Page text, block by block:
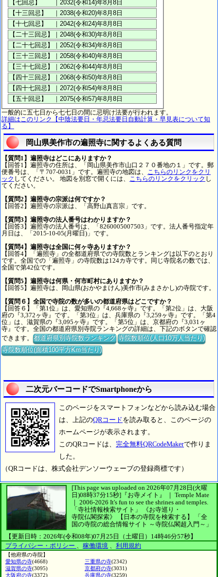
一般的に五七日から七七日の間に忌明け法要が行われます。
詳細はこのリンク【中陰法要日・年忌法要日自動計算・早見表について知
る】
岡山県美作市の遍照寺に関するよくある質問
【質問1】遍照寺はどこにありますか？
【回答1】遍照寺の住所は、「岡山県美作市山口２７０番地の１」です。郵
便番号は、「〒707-0031」です。遍照寺の地図は、 こちらのリンクをクリ
ック してください。 地図を別窓で開くには、 こちらのリンクをクリック し
てください。
【質問2】遍照寺の宗派は何ですか？
【回答2】遍照寺の宗派は、「高野山真言宗」です。
【質問3】遍照寺の法人番号はわかりますか？
【回答3】遍照寺の法人番号は、「8260005007503」です。法人番号指定年
月日は、「2015-10-05(月曜日)」です。
【質問4】遍照寺は全国に何ヶ寺ありますか？
【回答4】「遍照寺」の全都道府県での寺院数とランキングは以下のとおり
です。全国での「遍照寺」の寺院数は124カ寺です。同じ寺院名の数では、
全国で第42位です。
【質問5】遍照寺は何県・何市町村にありますか？
【回答5】遍照寺は、岡山県(おかやまけん)美作市(みまさかし)の寺院です。
【質問６】全国で寺院の数が多いの都道府県はどこですか？
【回答６】「第1位」は、愛知県の『4,668ヶ寺』です。「第2位」は、大阪
府の『3,372ヶ寺』です。「第3位」は、兵庫県の『3,259ヶ寺』です。「第4
位」は、滋賀県の『3,095ヶ寺』です。「第5位」は、京都府の『3,031ヶ
寺』です。全国の都道府県別寺院ランキングの詳細は、下記のボタンで確認
できます。都道府県別寺院数ランキング 寺院数順位(人口10万人当たり)
寺院数順位(面積100平方Km当たり)
二次元バーコードでSmartphoneから
このページをスマートフォンなどから読み込む場合
は、上記のQRコード を読み取ると、このページの
ホームページが表示されます。
このQRコードは、 完全無料QRCodeMakerで作りま
した。
（QRコードは、株式会社デンソーウェーブの登録商標です）
[This page was uploaded on 2026年07月28日(火曜
日)08時37分15秒] 『お寺メイト』 ｜ Temple Mate
｜ 2006-2026 It's fun to see the shrines and temples.
「寺社情報検索サイト」
《お寺巡り・
寺院仏閣探索》
【日本の寺院を検索する】
「全
国の寺院の総合情報サイト ～寺院仏閣超入門～」
【更新日時：2026年(令和08年)07月25日（土曜日）14時46分57秒】
プライバシー・ポリシー 、 稼働環境 、 利用規約
【他府県の寺院】
愛知県の寺(4668) 三重県の寺(2342)
滋賀県の寺(3095) 京都府の寺(3031)
大阪府の寺(3372) 兵庫県の寺(3259)